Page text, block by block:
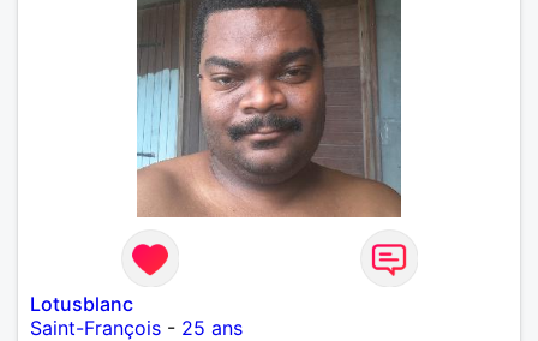
Lotusblanc
Saint-François - 25 ans